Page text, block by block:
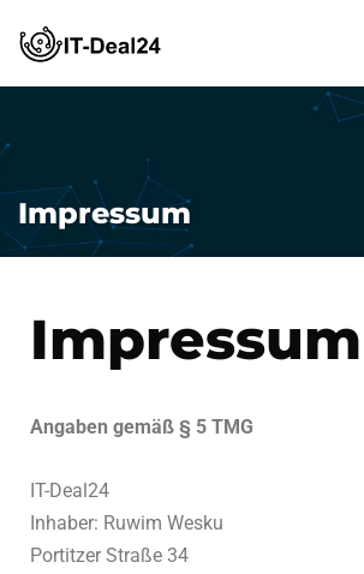
Impressum
Impressum
Angaben gemäß § 5 TMG
IT-Deal24
Inhaber: Ruwim Wesku
Portitzer Straße 34